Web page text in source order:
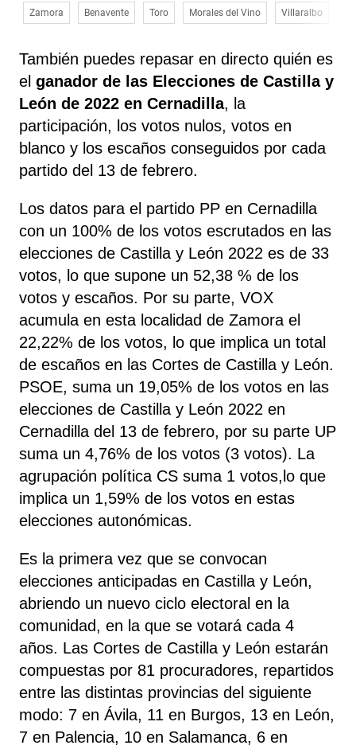
Zamora Benavente Toro Morales del Vino Villaralbo
También puedes repasar en directo quién es
el ganador de las Elecciones de Castilla y
León de 2022 en Cernadilla, la
participación, los votos nulos, votos en
blanco y los escaños conseguidos por cada
partido del 13 de febrero.
Los datos para el partido PP en Cernadilla
con un 100% de los votos escrutados en las
elecciones de Castilla y León 2022 es de 33
votos, lo que supone un 52,38 % de los
votos y escaños. Por su parte, VOX
acumula en esta localidad de Zamora el
22,22% de los votos, lo que implica un total
de escaños en las Cortes de Castilla y León.
PSOE, suma un 19,05% de los votos en las
elecciones de Castilla y León 2022 en
Cernadilla del 13 de febrero, por su parte UP
suma un 4,76% de los votos (3 votos). La
agrupación política CS suma 1 votos,lo que
implica un 1,59% de los votos en estas
elecciones autonómicas.
Es la primera vez que se convocan
elecciones anticipadas en Castilla y León,
abriendo un nuevo ciclo electoral en la
comunidad, en la que se votará cada 4
años. Las Cortes de Castilla y León estarán
compuestas por 81 procuradores, repartidos
entre las distintas provincias del siguiente
modo: 7 en Ávila, 11 en Burgos, 13 en León,
7 en Palencia, 10 en Salamanca, 6 en